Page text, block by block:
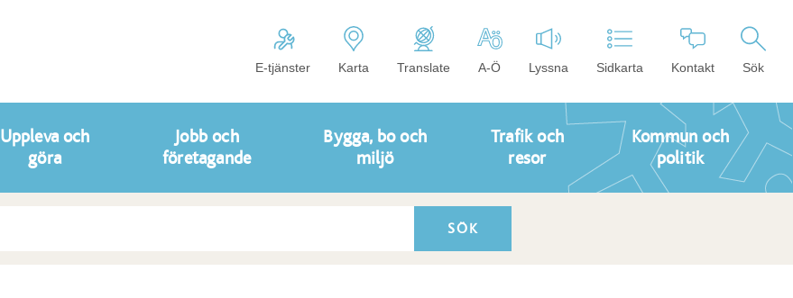
E-tjänster Karta Translate A-Ö Lyssna Sidkarta Kontakt Sök
Uppleva och
göra
Jobb och
företagande
Bygga, bo och
miljö
Trafik och
resor
Kommun och
politik